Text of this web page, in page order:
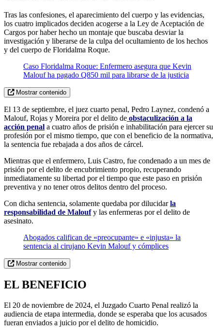
Tras las confesiones, el aparecimiento del cuerpo y las evidencias,
los cuatro implicados deciden acogerse a la Ley de Aceptación de
Cargos por haber hecho un montaje que buscaba desviar la
investigación y liberarse de la culpa del ocultamiento de los hechos
y del cuerpo de Floridalma Roque.
Caso Floridalma Roque: Enfermero asegura que Kevin
Malouf ha pagado Q850 mil para librarse de la justicia
Mostrar contenido
El 13 de septiembre, el juez cuarto penal, Pedro Laynez, condenó a
Malouf, Rojas y Moreira por el delito de obstaculización a la
acción penal a cuatro años de prisión e inhabilitación para ejercer su
profesión por el mismo tiempo, que con el beneficio de la normativa,
la sentencia fue rebajada a dos años de cárcel.
Mientras que el enfermero, Luis Castro, fue condenado a un mes de
prisión por el delito de encubrimiento propio, recuperando
inmediatamente su libertad por el tiempo que este paso en prisión
preventiva y no tener otros delitos dentro del proceso.
Con dicha sentencia, solamente quedaba por dilucidarla
responsabilidad de Maloufy las enfermeras por el delito de
asesinato.
Abogados califican de «preocupante» e «injusta» la
sentencia al cirujano Kevin Malouf y cómplices
Mostrar contenido
EL BENEFICIO
El 20 de noviembre de 2024, el Juzgado Cuarto Penal realizó la
audiencia de etapa intermedia, donde se esperaba que los acusados
fueran enviados a juicio por el delito de homicidio.